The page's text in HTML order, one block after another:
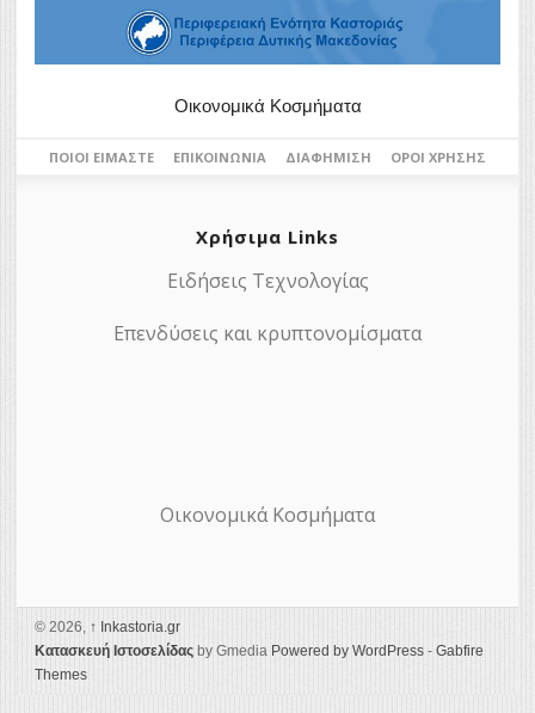
Οικονομικά Κοσμήματα
ΠΟΙΟΙ ΕΊΜΑΣΤΕ ΕΠΙΚΟΙΝΩΝΊΑ ΔΙΑΦΉΜΙΣΗ ΌΡΟΙ ΧΡΉΣΗΣ
Χρήσιμα Links
Ειδήσεις Τεχνολογίας
Επενδύσεις και κρυπτονομίσματα
Οικονομικά Κοσμήματα
© 2026, ↑ Ιnkastoria.gr
Κατασκευή Ιστοσελίδας by Gmedia Powered by WordPress - Gabfire
Themes